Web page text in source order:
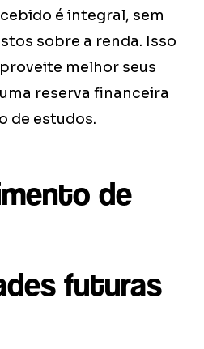
é integral, sem
sobre a renda. Isso
melhor seus
reserva financeira
de estudos.
de
futuras